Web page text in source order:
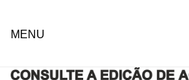
É RIBATEJO
MENU